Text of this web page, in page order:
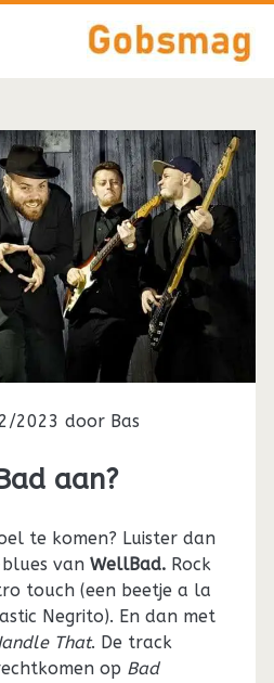
2023 door Bas
aan?
te komen? Luister dan
van WellBad.Rock
touch (een beetje a la
Negrito). En dan met
That. De track
op Bad